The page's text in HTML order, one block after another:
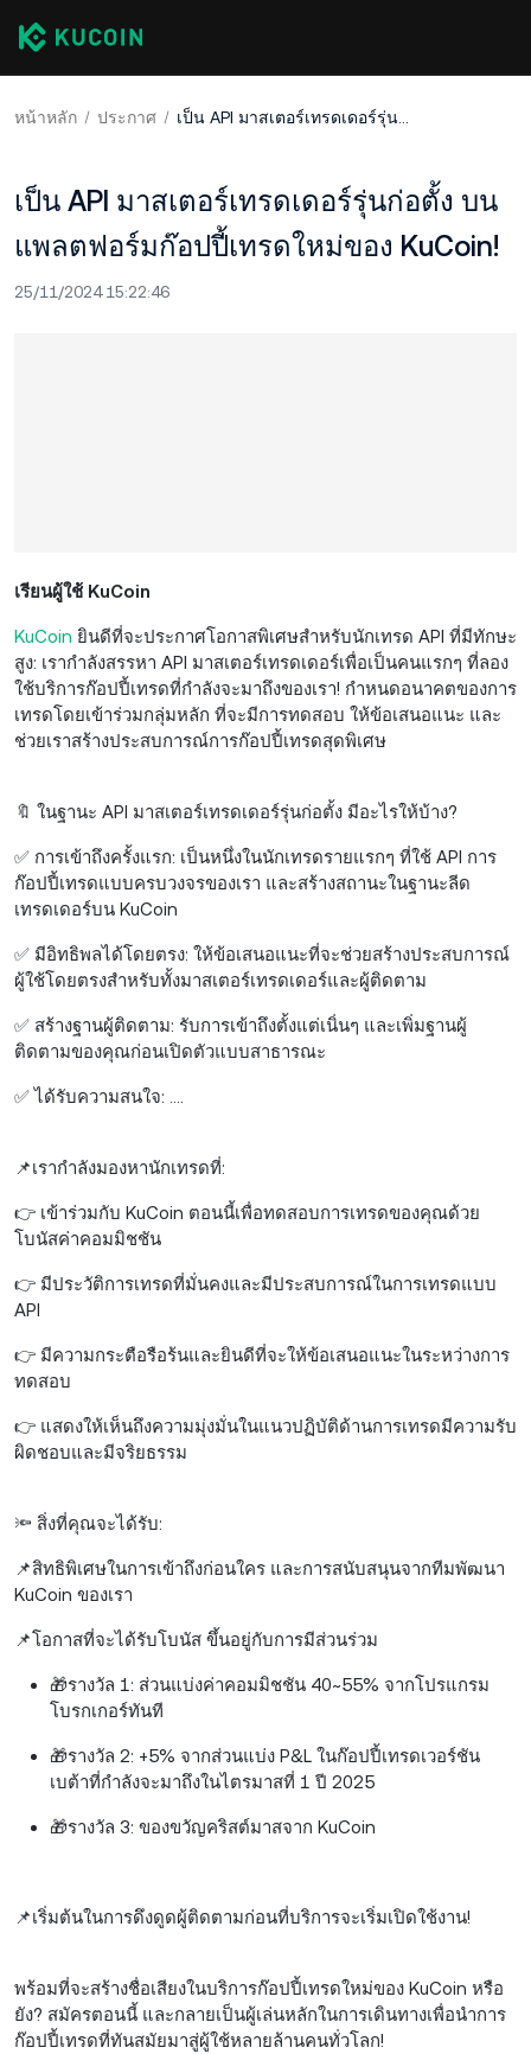
หน้าหลัก ประกาศ เป็น API มาสเตอร์เทรดเดอร์รุ่นก่อตั้ง บนแพลตฟอร์มก๊อปปี้เทรดใหม่ของ KuCoin!
เป็น API มาสเตอร์เทรดเดอร์รุ่นก่อตั้ง บน
แพลตฟอร์มก๊อปปี้เทรดใหม่ของ KuCoin!
25/11/2024 15:22:46
เรียนผู้ใช้ KuCoin
KuCoin ยินดีที่จะประกาศโอกาสพิเศษสำหรับนักเทรด API ที่มีทักษะ
สูง: เรากำลังสรรหา API มาสเตอร์เทรดเดอร์เพื่อเป็นคนแรกๆ ที่ลอง
ใช้บริการก๊อปปี้เทรดที่กำลังจะมาถึงของเรา! กำหนดอนาคตของการ
เทรดโดยเข้าร่วมกลุ่มหลัก ที่จะมีการทดสอบ ให้ข้อเสนอแนะ และ
ช่วยเราสร้างประสบการณ์การก๊อปปี้เทรดสุดพิเศษ
🔖 ในฐานะ API มาสเตอร์เทรดเดอร์รุ่นก่อตั้ง มีอะไรให้บ้าง?
✅ การเข้าถึงครั้งแรก: เป็นหนึ่งในนักเทรดรายแรกๆ ที่ใช้ API การ
ก๊อปปี้เทรดแบบครบวงจรของเรา และสร้างสถานะในฐานะลีด
เทรดเดอร์บน KuCoin
✅ มีอิทธิพลได้โดยตรง: ให้ข้อเสนอแนะที่จะช่วยสร้างประสบการณ์
ผู้ใช้โดยตรงสำหรับทั้งมาสเตอร์เทรดเดอร์และผู้ติดตาม
✅ สร้างฐานผู้ติดตาม: รับการเข้าถึงตั้งแต่เนิ่นๆ และเพิ่มฐานผู้
ติดตามของคุณก่อนเปิดตัวแบบสาธารณะ
✅ ได้รับความสนใจ: ....
📌เรากำลังมองหานักเทรดที่:
👉 เข้าร่วมกับ KuCoin ตอนนี้เพื่อทดสอบการเทรดของคุณด้วย
โบนัสค่าคอมมิชชัน
👉 มีประวัติการเทรดที่มั่นคงและมีประสบการณ์ในการเทรดแบบ
API
👉 มีความกระตือรือร้นและยินดีที่จะให้ข้อเสนอแนะในระหว่างการ
ทดสอบ
👉 แสดงให้เห็นถึงความมุ่งมั่นในแนวปฏิบัติด้านการเทรดมีความรับ
ผิดชอบและมีจริยธรรม
🔦 สิ่งที่คุณจะได้รับ:
📌สิทธิพิเศษในการเข้าถึงก่อนใคร และการสนับสนุนจากทีมพัฒนา
KuCoin ของเรา
📌โอกาสที่จะได้รับโบนัส ขึ้นอยู่กับการมีส่วนร่วม
🎁รางวัล 1: ส่วนแบ่งค่าคอมมิชชัน 40~55% จากโปรแกรม
โบรกเกอร์ทันที
🎁รางวัล 2: +5% จากส่วนแบ่ง P&L ในก๊อปปี้เทรดเวอร์ชัน
เบต้าที่กำลังจะมาถึงในไตรมาสที่ 1 ปี 2025
🎁รางวัล 3: ของขวัญคริสต์มาสจาก KuCoin
📌เริ่มต้นในการดึงดูดผู้ติดตามก่อนที่บริการจะเริ่มเปิดใช้งาน!
พร้อมที่จะสร้างชื่อเสียงในบริการก๊อปปี้เทรดใหม่ของ KuCoin หรือ
ยัง? สมัครตอนนี้ และกลายเป็นผู้เล่นหลักในการเดินทางเพื่อนำการ
ก๊อปปี้เทรดที่ทันสมัยมาสู่ผู้ใช้หลายล้านคนทั่วโลก!